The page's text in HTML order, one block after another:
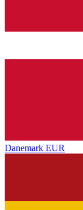
Danemark EUR